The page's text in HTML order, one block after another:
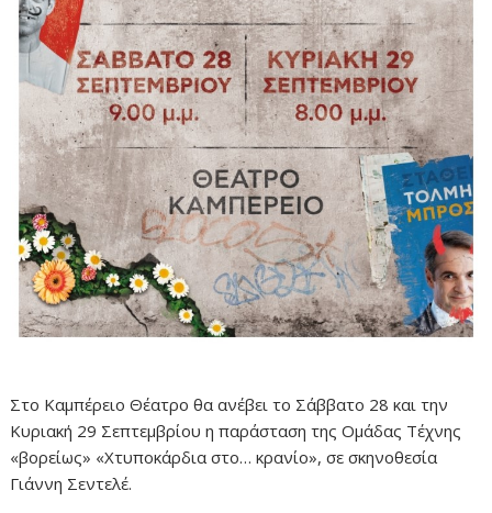
Στο Καμπέρειο Θέατρο θα ανέβει το Σάββατο 28 και την
Κυριακή 29 Σεπτεμβρίου η παράσταση της Ομάδας Τέχνης
«βορείως» «Χτυποκάρδια στο… κρανίο», σε σκηνοθεσία
Γιάννη Σεντελέ.